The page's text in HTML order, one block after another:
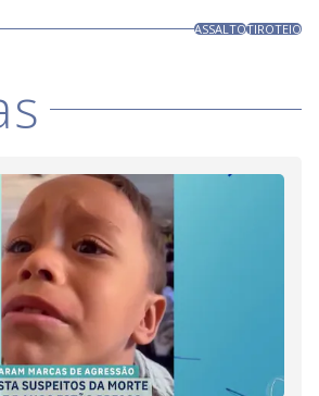
ASSALTOTIROTEIO